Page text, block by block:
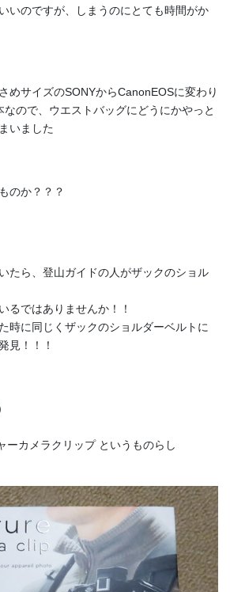
いのですが、しまうのにとても時間がか
めサイズのSONYからCanonEOSに変わり
ので、ウエストバッグにどうにかやっと
いました
のか？？？
たら、登山ガイドの人がザックのショル
るではありませんか！！
時に同じくザックのショルダーベルトに
見！！！
ーカメラクリップ というものらし